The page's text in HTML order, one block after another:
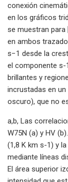
conexión
en los gráficos
se muestran para
en ambos
s−1 desde la
el componente s-
brillantes y
incrustadas en
oscuro), que no
a,b, Las
W75N (a) y HV
(1,8 K km s-1) y
mediante líneas
El área superior